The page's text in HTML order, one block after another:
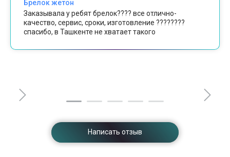
Брелок жетон
Заказывала у ребят брелок???? все отлично-
качество, сервис, сроки, изготовление ????????
спасибо, в Ташкенте не хватает такого
Написать отзыв